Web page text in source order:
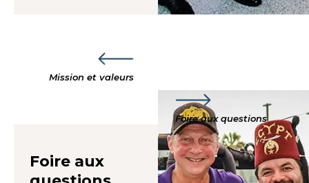
Mission et valeurs
Foire aux questions
Foire aux